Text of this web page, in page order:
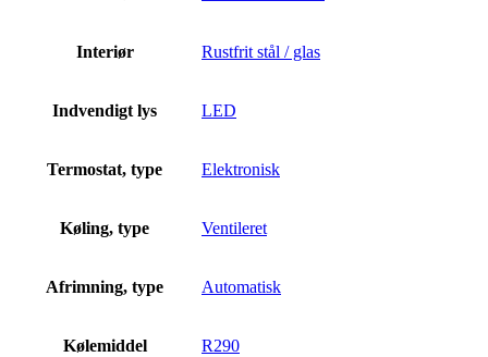
Interiør Rustfrit stål / glas
Indvendigt lys LED
Termostat, type Elektronisk
Køling, type Ventileret
Afrimning, type Automatisk
Kølemiddel R290